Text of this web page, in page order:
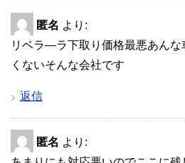
匿名 より:
リベラ―ラ下取り価格最悪あんな
くないそんな会社です
返信
匿名 より: